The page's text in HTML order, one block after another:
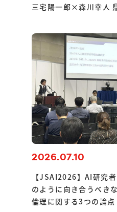
三宅陽一郎×森川幸人
2026.07.10
【JSAI2026】AI研究
のように向き合うべき
倫理に関する3つの論点